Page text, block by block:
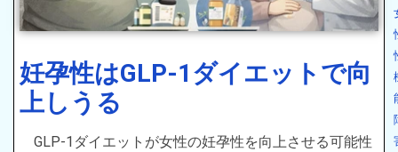
妊孕性はGLP-1ダイエットで向
上しうる
GLP-1ダイエットが女性の妊孕性を向上させる可能性